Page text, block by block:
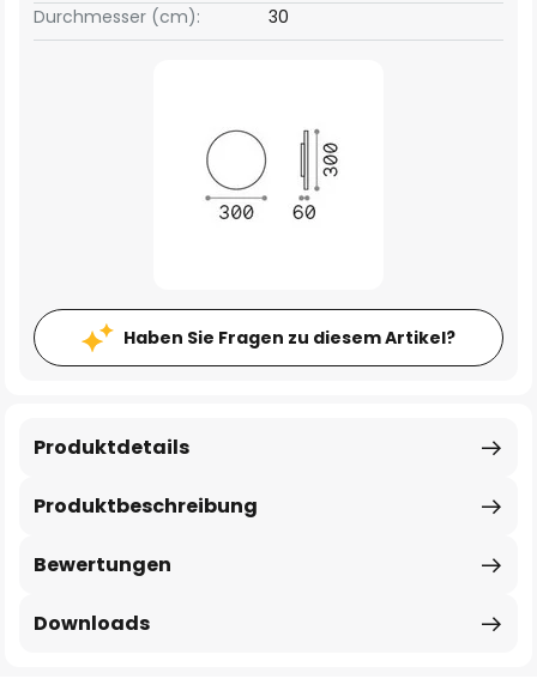
Durchmesser (cm):
30
Haben Sie Fragen zu diesem Artikel?
Produktbeschreibung
Produktdetails
Bewertungen
Downloads